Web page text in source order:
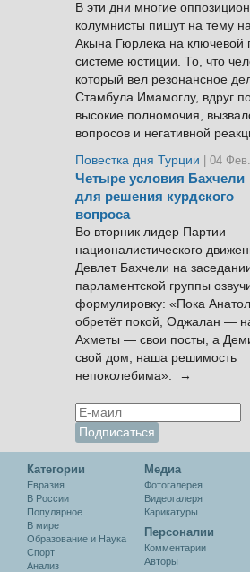
В эти дни многие
колумнисты пишут на тему
Акына Гюрлека на ключевой
системе юстиции. То, что
который вел резонансное
Стамбула Имамоглу, вдруг
высокие полномочия,
вопросов и негативной
Повестка дня Турции
| 04 Фев.
Четыре условия Бахчели
для решения курдского
вопроса
Во вторник лидер Партии
националистического
Девлет Бахчели на
парламентской группы
формулировку: «Пока
обретёт покой, Оджалан —
Ахметы — свои посты, а
свой дом, наша решимость
непоколебима». →
Категории
Евразия
В России
Популярное
В мире
Образование и Наука
Спорт
Анализ
Медиа
Фотогалерея
Видеогалеря
Карикатуры
Персоналии
Комментарии
Авторы